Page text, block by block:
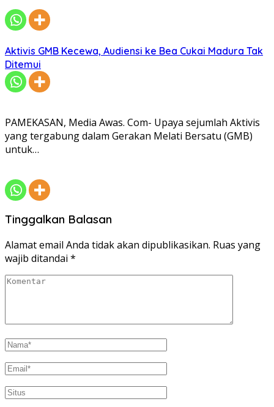
Aktivis GMB Kecewa, Audiensi ke Bea Cukai Madura Tak
Ditemui
PAMEKASAN, Media Awas. Com- Upaya sejumlah Aktivis
yang tergabung dalam Gerakan Melati Bersatu (GMB)
untuk…
Tinggalkan Balasan
Alamat email Anda tidak akan dipublikasikan. Ruas yang
wajib ditandai *